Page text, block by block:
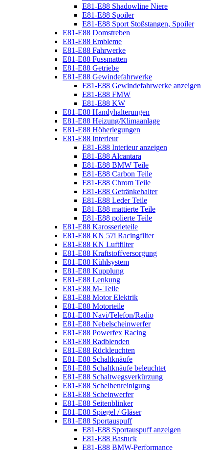
E81-E88 Shadowline Niere
E81-E88 Spoiler
E81-E88 Sport Stoßstangen, Spoiler
E81-E88 Domstreben
E81-E88 Embleme
E81-E88 Fahrwerke
E81-E88 Fussmatten
E81-E88 Getriebe
E81-E88 Gewindefahrwerke
E81-E88 Gewindefahrwerke anzeigen
E81-E88 FMW
E81-E88 KW
E81-E88 Handyhalterungen
E81-E88 Heizung/Klimaanlage
E81-E88 Höherlegungen
E81-E88 Interieur
E81-E88 Interieur anzeigen
E81-E88 Alcantara
E81-E88 BMW Teile
E81-E88 Carbon Teile
E81-E88 Chrom Teile
E81-E88 Getränkehalter
E81-E88 Leder Teile
E81-E88 mattierte Teile
E81-E88 polierte Teile
E81-E88 Karosserieteile
E81-E88 KN 57i Racingfilter
E81-E88 KN Luftfilter
E81-E88 Kraftstoffversorgung
E81-E88 Kühlsystem
E81-E88 Kupplung
E81-E88 Lenkung
E81-E88 M- Teile
E81-E88 Motor Elektrik
E81-E88 Motorteile
E81-E88 Navi/Telefon/Radio
E81-E88 Nebelscheinwerfer
E81-E88 Powerfex Racing
E81-E88 Radblenden
E81-E88 Rückleuchten
E81-E88 Schaltknäufe
E81-E88 Schaltknäufe beleuchtet
E81-E88 Schaltwegsverkürzung
E81-E88 Scheibenreinigung
E81-E88 Scheinwerfer
E81-E88 Seitenblinker
E81-E88 Spiegel / Gläser
E81-E88 Sportauspuff
E81-E88 Sportauspuff anzeigen
E81-E88 Bastuck
E81-E88 BMW-Performance